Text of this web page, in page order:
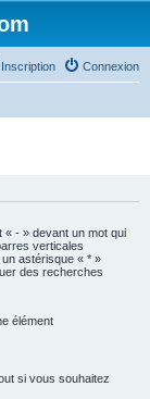
Connexion
Inscription
« - » devant un mot qui
verticales
astérisque « * »
des recherches
élément
si vous souhaitez